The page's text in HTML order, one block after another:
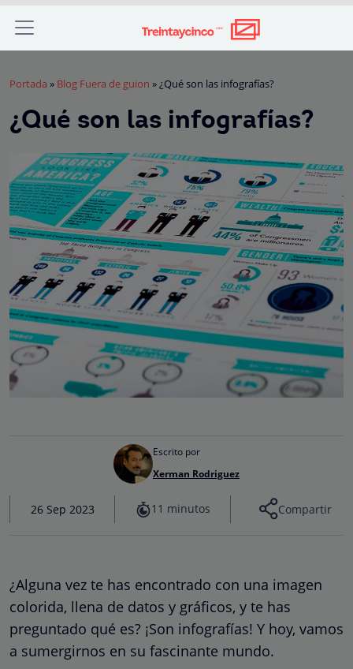
Portada » Blog Fuera de guion »¿Qué son las infografías?
¿Qué son las infografías?
Escrito por
Xerman Rodriguez
26 Sep 2023 11 minutos Compartir
¿Alguna vez te has encontrado con una imagen
colorida, llena de datos y gráficos, y te has
preguntado qué es? ¡Son infografías! Y hoy, vamos
a sumergirnos en su fascinante mundo.